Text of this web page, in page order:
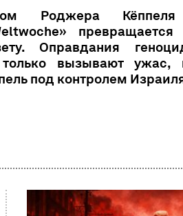
Роджера Кёппеля
Оправдания
только вызывают
под контролем